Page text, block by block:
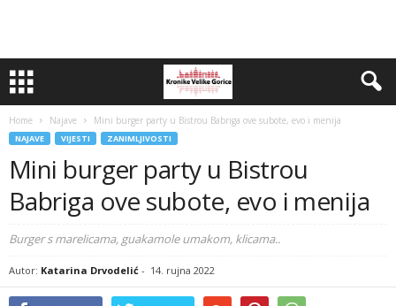
Home Najave Mini burger party u Bistrou Babriga ove subote, evo i menija
NAJAVE VIJESTI ZANIMLJIVOSTI
Mini burger party u Bistrou
Babriga ove subote, evo i menija
Burger s marelicama, guakamole umakom, klicama..
Autor: Katarina Drvodelić - 14. rujna 2022